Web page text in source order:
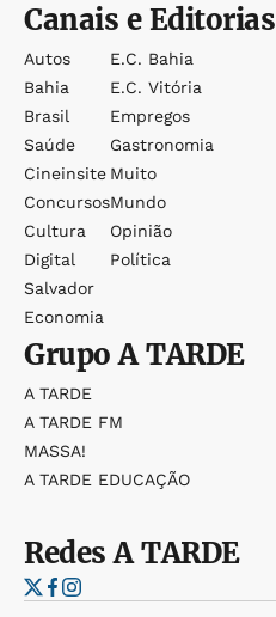
Canais e Editorias
Autos
Bahia
Brasil
Saúde
Cineinsite
Concursos
Cultura
Digital
Salvador
Economia
E.c. Bahia
E.c. Vitória
Empregos
Gastronomia
Muito
Mundo
Opinião
Política
GrupoA TARDE
A TARDE
A TARDE FM
MASSA!
A TARDE EDUCAÇÃO
RedesA TARDE